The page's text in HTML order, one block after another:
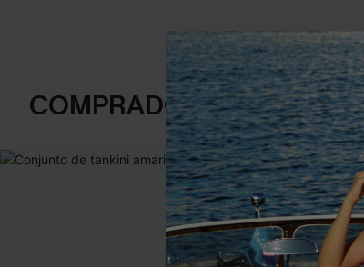
COMPRADOS